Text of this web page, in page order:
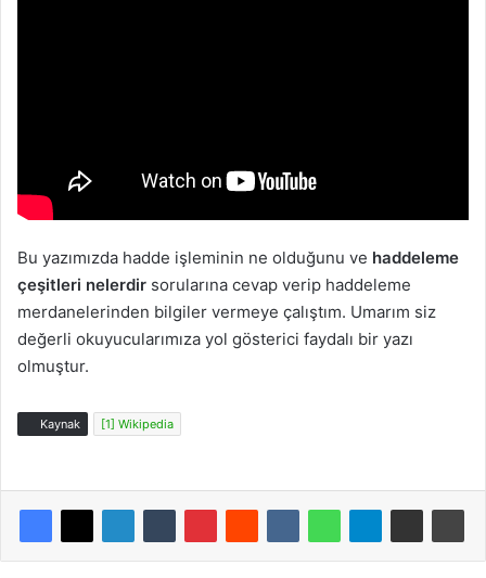
Bu yazımızda hadde işleminin ne olduğunu ve haddeleme
çeşitleri nelerdir sorularına cevap verip haddeleme
merdanelerinden bilgiler vermeye çalıştım. Umarım siz
değerli okuyucularımıza yol gösterici faydalı bir yazı
olmuştur.
Kaynak [1] Wikipedia